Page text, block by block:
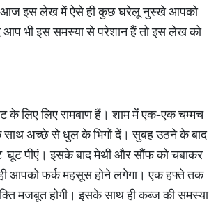
आज इस लेख में ऐसे ही कुछ घरेलू नुस्खे आपको
आप भी इस समस्या से परेशान हैं तो इस लेख को
के लिए लिए रामबाण हैं। शाम में एक-एक चम्मच
अच्छे से धुल के भिगों दें। सुबह उठने के बाद
घूट पीएं। इसके बाद मेथी और सौंफ को चबाकर
आपको फर्क महसूस होने लगेगा। एक हफ्ते तक
मजबूत होगी। इसके साथ ही कब्ज की समस्या